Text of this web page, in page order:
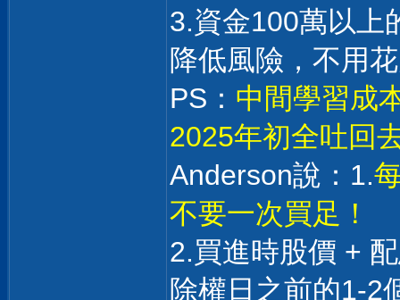
3.資金100萬以上
降低風險，不用
PS： 中間學習成
2025年初全吐回
Anderson說：1.
不要一次買足！
2.買進時股價 +
除權日之前的1-2